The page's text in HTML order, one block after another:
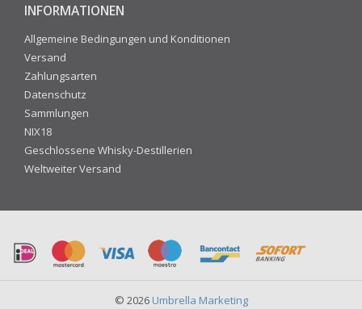
INFORMATIONEN
Allgemeine Bedingungen und Konditionen
Versand
Zahlungsarten
Datenschutz
Sammlungen
NIX18
Geschlossene Whisky-Destillerien
Weltweiter Versand
© 2026 Umbrella Marketing